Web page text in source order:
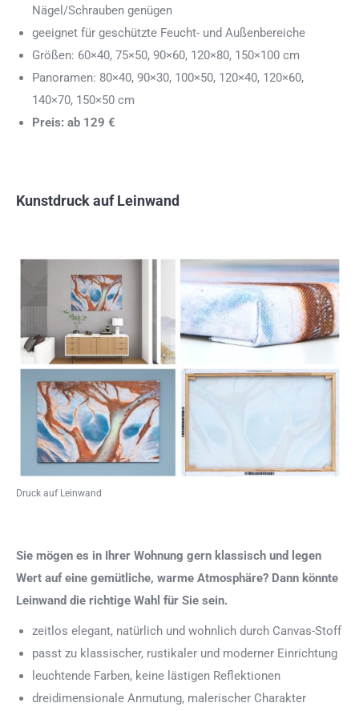
Nägel/Schrauben genügen
geeignet für geschützte Feucht- und Außenbereiche
Größen: 60×40, 75×50, 90×60, 120×80, 150×100 cm
Panoramen: 80×40, 90×30, 100×50, 120×40, 120×60,
140×70, 150×50 cm
Preis: ab 129 €
Kunstdruck auf Leinwand
Druck auf Leinwand
Sie mögen es in Ihrer Wohnung gern klassisch und legen
Wert auf eine gemütliche, warme Atmosphäre? Dann könnte
Leinwand die richtige Wahl für Sie sein.
zeitlos elegant, natürlich und wohnlich durch Canvas-Stoff
passt zu klassischer, rustikaler und moderner Einrichtung
leuchtende Farben, keine lästigen Reflektionen
dreidimensionale Anmutung, malerischer Charakter